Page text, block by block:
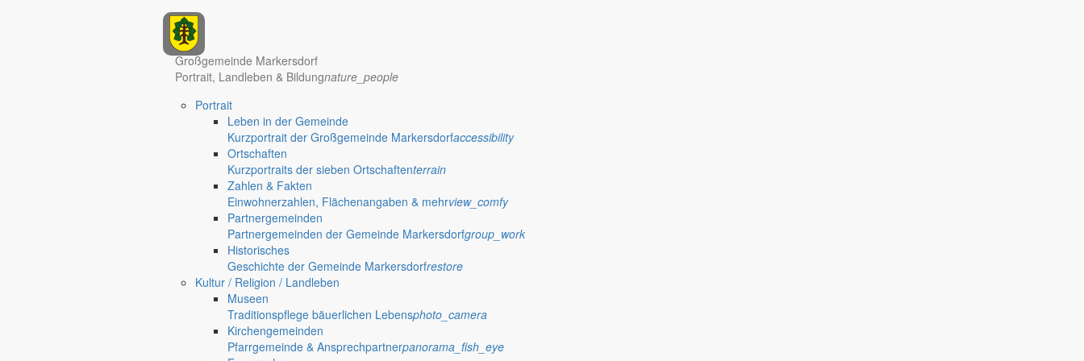
anzeigen@gemeinde-markersdorf.de
Großgemeinde Markersdorf
Portrait, Landleben & Bildungnature_people
Portrait
Leben in der Gemeinde
Kurzportrait der Großgemeinde Markersdorfaccessibility
Ortschaften
Kurzportraits der sieben Ortschaftenterrain
Zahlen & Fakten
Einwohnerzahlen, Flächenangaben & mehrview_comfy
Partnergemeinden
Partnergemeinden der Gemeinde Markersdorfgroup_work
Historisches
Geschichte der Gemeinde Markersdorfrestore
Kultur / Religion / Landleben
Museen
Traditionspflege bäuerlichen Lebensphoto_camera
Kirchengemeinden
Pfarrgemeinde & Ansprechpartnerpanorama_fish_eye